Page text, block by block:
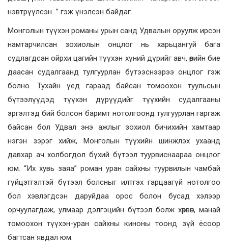
нэвтрүүлсэн…” гэж үнэлсэн байдаг.
Монголын түүхэн романы урын санд Удвалын оруулж ирсэн
намтарчилсан зохиолын онцлог нь харьцангуй бага
судлагдсан ойрхи цагийн түүхэн хүний дүрийг авч, өөрийн бие
даасан судалгаанд тулгуурлан бүтээснээрээ онцлог гэж
болно. Тухайн үед гараад байсан томоохон туульсын
бүтээлүүдэд түүхэн дүрүүдийг түүхийн судалгааны
эргэлтэд бий болсон баримт нотолгоонд тулгуурлан гаргаж
байсан бол Удвал энэ ажлыг зохиол бичихийн хамтаар
нэгэн зэрэг хийж, Монголын түүхийн шинжлэх ухаанд
давхар ач холбогдол бүхий бүтээл туурвиснаараа онцлог
юм. “Их хувь заяа” роман уран сайхны туурвилын чамбай
гүйцэтгэлтэй бүтээл болсныг илтгэх гарцаагүй нотолгоо
бол хэвлэгдсэн даруйдаа орос болон бусад хэлээр
орчуулагдаж, улмаар дэлгэцийн бүтээл болж хөрвөн, манай
томоохон түүхэн-уран сайхны киноны тоонд зүй ёсоор
багтсан явдал юм.